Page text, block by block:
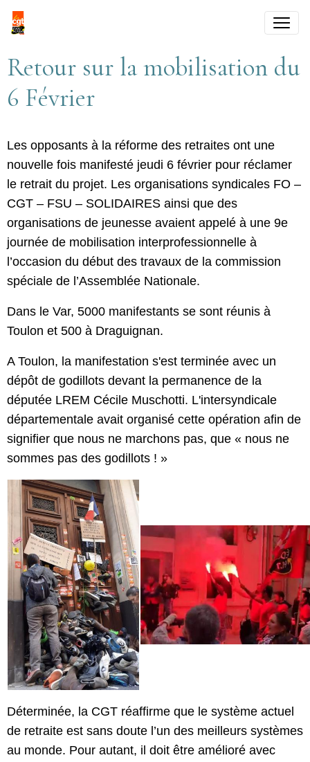
Retour sur la mobilisation du
6 Février
Les opposants à la réforme des retraites ont une
nouvelle fois manifesté jeudi 6 février pour réclamer
le retrait du projet. Les organisations syndicales FO –
CGT – FSU – SOLIDAIRES ainsi que des
organisations de jeunesse avaient appelé à une 9e
journée de mobilisation interprofessionnelle à
l’occasion du début des travaux de la commission
spéciale de l’Assemblée Nationale.
Dans le Var, 5000 manifestants se sont réunis à
Toulon et 500 à Draguignan.
A Toulon, la manifestation s'est terminée avec un
dépôt de godillots devant la permanence de la
députée LREM Cécile Muschotti. L'intersyndicale
départementale avait organisé cette opération afin de
signifier que nous ne marchons pas, que « nous ne
sommes pas des godillots ! »
Déterminée, la CGT réaffirme que le système actuel
de retraite est sans doute l’un des meilleurs systèmes
au monde. Pour autant, il doit être amélioré avec